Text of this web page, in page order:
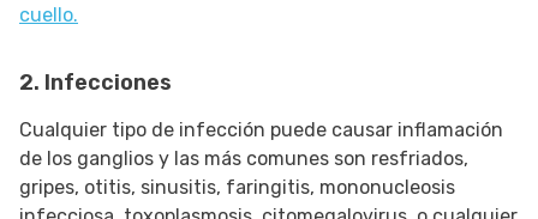
cuello.
2. Infecciones
Cualquier tipo de infección puede causar inflamación
de los ganglios y las más comunes son resfriados,
gripes, otitis, sinusitis, faringitis, mononucleosis